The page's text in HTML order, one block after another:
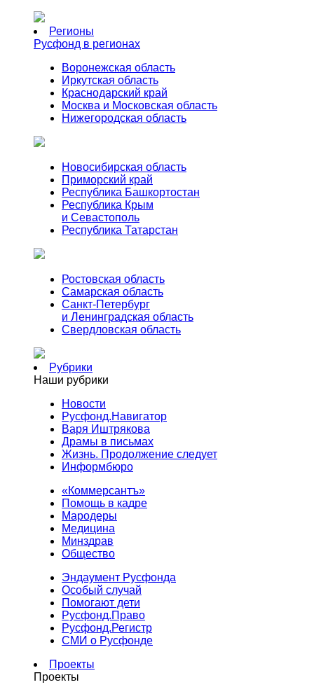
Регионы
Русфонд в регионах
Воронежская область
Иркутская область
Краснодарский край
Москва и Московская область
Нижегородская область
Новосибирская область
Приморский край
Республика Башкортостан
Республика Крым
и Севастополь
Республика Татарстан
Ростовская область
Самарская область
Санкт-Петербург
и Ленинградская область
Свердловская область
Рубрики
Наши рубрики
Новости
Русфонд.Навигатор
Варя Иштрякова
Драмы в письмах
Жизнь. Продолжение следует
Информбюро
«Коммерсантъ»
Помощь в кадре
Мародеры
Медицина
Минздрав
Общество
Эндаумент Русфонда
Особый случай
Помогают дети
Русфонд.Право
Русфонд.Регистр
СМИ о Русфонде
Проекты
Проекты